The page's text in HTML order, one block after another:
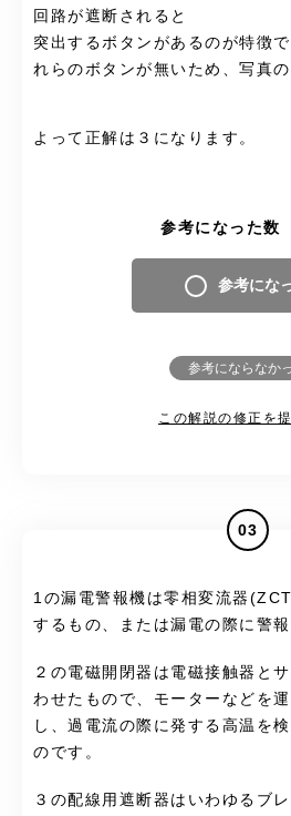
回路が遮断されると
突出するボタンがあるのが特徴
れらのボタンが無いため、写真
よって正解は３になります。
参考になった数
参考にな
参考にならなか
この解説の修正を
03
1の漏電警報機は零相変流器
するもの、または漏電の際に警
２の電磁開閉器は電磁接触器と
わせたもので、モーターなどを
し、過電流の際に発する高温を
のです。
３の配線用遮断器はいわゆるブ